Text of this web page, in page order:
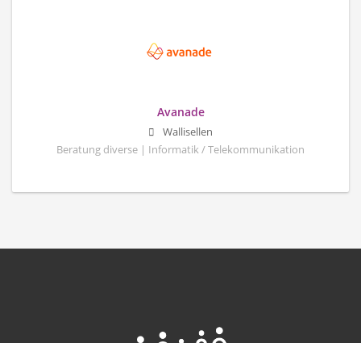
Avanade
Wallisellen
Beratung diverse | Informatik / Telekommunikation